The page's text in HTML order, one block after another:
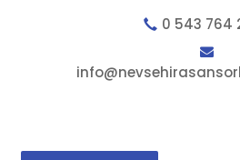
0 543 764